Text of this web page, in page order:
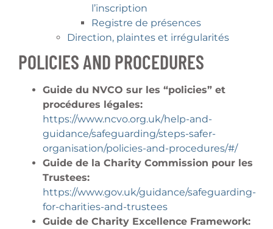
l’inscription
Registre de présences
Direction, plaintes et irrégularités
POLICIES AND PROCEDURES
Guide du NVCO sur les “policies” et
procédures légales:
https://www.ncvo.org.uk/help-and-
guidance/safeguarding/steps-safer-
organisation/policies-and-procedures/#/
Guide de la Charity Commission pour les
Trustees:
https://www.gov.uk/guidance/safeguarding-
for-charities-and-trustees
Guide de Charity Excellence Framework: